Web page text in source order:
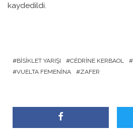
kaydedildi.
BISIKLET YARIŞI CÉDRINE KERBAOL
VUELTA FEMENINA
ZAFER